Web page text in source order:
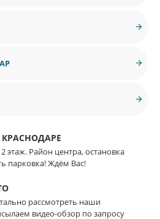
этаж. Район центра, остановка
парковка! Ждём Вас!
рассмотреть наши
видео-обзор по запросу